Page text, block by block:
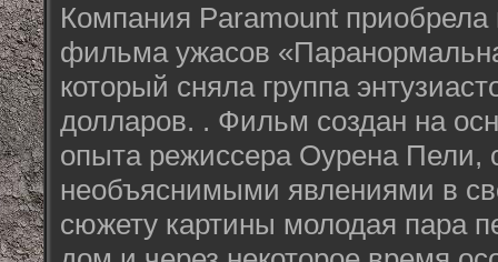
Компания Paramount приобрела
фильма ужасов
который сняла группа
долларов. . Фильм создан на
опыта режиссера Оурена Пели,
необъяснимыми явлениями в
сюжету картины молодая пара